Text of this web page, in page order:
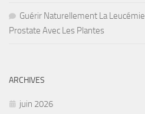
Guérir Naturellement La Leucémie
Prostate Avec Les Plantes
ARCHIVES
juin 2026